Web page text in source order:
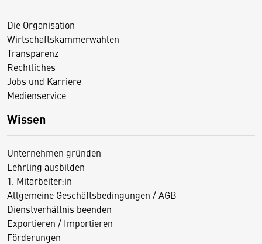
Die Organisation
Wirtschaftskammerwahlen
Transparenz
Rechtliches
Jobs und Karriere
Medienservice
Wissen
Unternehmen gründen
Lehrling ausbilden
1. Mitarbeiter:in
Allgemeine Geschäftsbedingungen / AGB
Dienstverhältnis beenden
Exportieren / Importieren
Förderungen